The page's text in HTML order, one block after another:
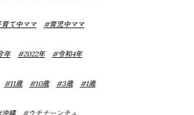
て中ママ #育児中ママ
年 #2022年 #令和4年
#11歳 #10歳 #3歳 #1歳
縄#ウチナーンチュ